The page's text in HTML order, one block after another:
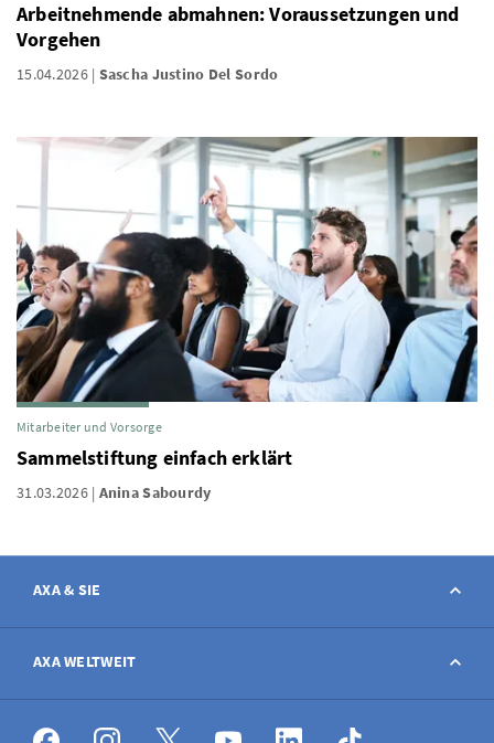
Arbeitnehmende abmahnen: Voraussetzungen und
Vorgehen
15.04.2026 Sascha Justino Del Sordo
Mitarbeiter und Vorsorge
Sammelstiftung einfach erklärt
31.03.2026 Anina Sabourdy
AXA & SIE
Kontakt
Schaden melden
AXA WELTWEIT
AXA weltweit